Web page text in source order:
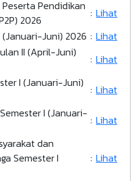
Pendidikan
2026
: Lihat
Juni) 2026 : Lihat
II (April-Juni)
: Lihat
I (Januari-Juni) : Lihat
I (Januari- : Lihat
dan
Semester I
: Lihat